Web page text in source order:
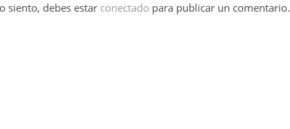
siento, debes estar conectado para publicar un comentario.